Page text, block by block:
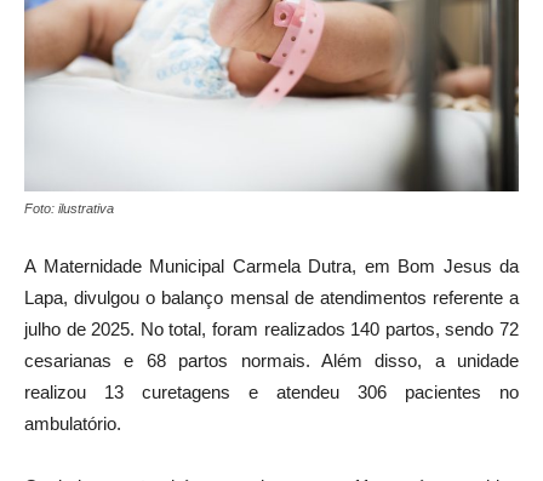
Foto: ilustrativa
A Maternidade Municipal Carmela Dutra, em Bom Jesus da
Lapa, divulgou o balanço mensal de atendimentos referente a
julho de 2025. No total, foram realizados 140 partos, sendo 72
cesarianas e 68 partos normais. Além disso, a unidade
realizou 13 curetagens e atendeu 306 pacientes no
ambulatório.